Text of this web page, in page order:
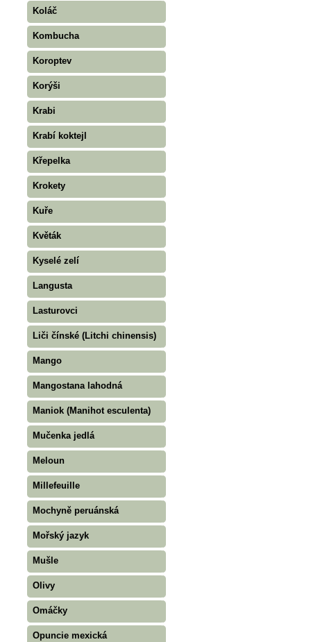
Koláč
Kombucha
Koroptev
Korýši
Krabi
Krabí koktejl
Křepelka
Krokety
Kuře
Květák
Kyselé zelí
Langusta
Lasturovci
Liči čínské (Litchi chinensis)
Mango
Mangostana lahodná
Maniok (Manihot esculenta)
Mučenka jedlá
Meloun
Millefeuille
Mochyně peruánská
Mořský jazyk
Mušle
Olivy
Omáčky
Opuncie mexická